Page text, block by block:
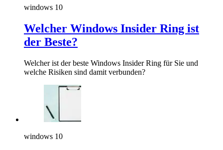
windows 10
Welcher Windows Insider Ring ist
der Beste?
Welcher ist der beste Windows Insider Ring für Sie und
welche Risiken sind damit verbunden?
windows 10